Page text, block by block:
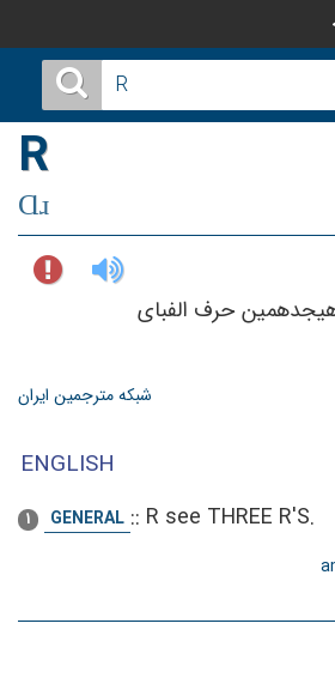
R
Ɑɹ
حرف‌ الفبای‌
شبکه مترجمین ایران
ENGLISH
1 GENERAL :: R see THREE R'S.